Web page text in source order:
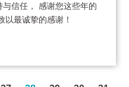
信任， 感谢您这些年的
以最诚挚的感谢！